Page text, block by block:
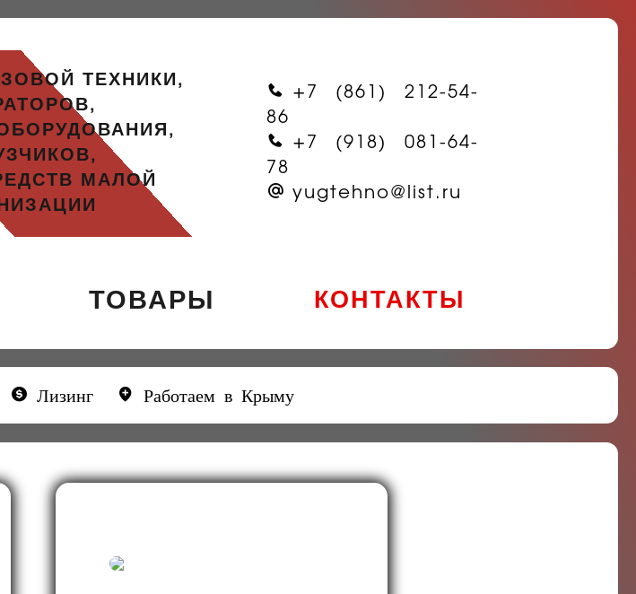
ТЕХНИКИ,
МАЛОЙ
+7 (861) 212-54-
86
+7 (918) 081-64-
78
yugtehno@list.ru
ТОВАРЫ КОНТАКТЫ
Лизинг Работаем в Крыму